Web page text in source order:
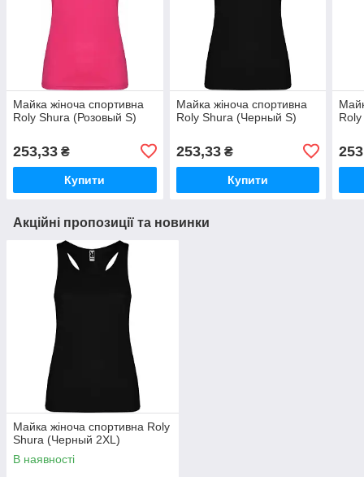
Майка жіноча спортивна
Roly Shura (Розовый S)
253,33 ₴
Купити
Майка жіноча спортивна
Roly Shura (Черный S)
253,33₴
Купити
Акційні пропозиції та новинки
Майка жіноча спортивна Roly
Shura (Черный 2XL)
В наявності